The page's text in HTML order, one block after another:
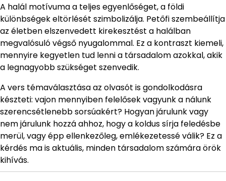
A halál motívuma a teljes egyenlőséget, a földi
különbségek eltörlését szimbolizálja. Petőfi szembeállítja
az életben elszenvedett kirekesztést a halálban
megvalósuló végső nyugalommal. Ez a kontraszt kiemeli,
mennyire kegyetlen tud lenni a társadalom azokkal, akik
a legnagyobb szükséget szenvedik.
A vers témaválasztása az olvasót is gondolkodásra
készteti: vajon mennyiben felelősek vagyunk a nálunk
szerencsétlenebb sorsúakért? Hogyan járulunk vagy
nem járulunk hozzá ahhoz, hogy a koldus sírja feledésbe
merül, vagy épp ellenkezőleg, emlékezetessé válik? Ez a
kérdés ma is aktuális, minden társadalom számára örök
kihívás.